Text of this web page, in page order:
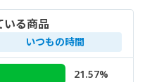
いる商品
いつもの時間
21.57%